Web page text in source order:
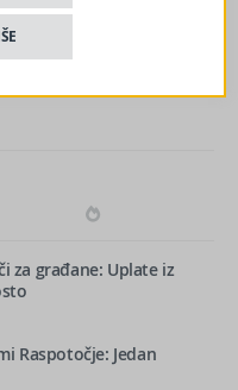
za građane: Uplate iz
Raspotočje: Jedan